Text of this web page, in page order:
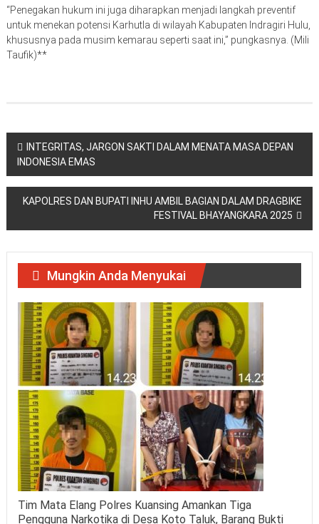
“Penegakan hukum ini juga diharapkan menjadi langkah preventif
untuk menekan potensi Karhutla di wilayah Kabupaten Indragiri Hulu,
khususnya pada musim kemarau seperti saat ini,” pungkasnya. (Mili
Taufik)**
Navigasi
pos
INTEGRITAS, JARGON SAKTI DALAM MENATA MASA DEPAN
INDONESIA EMAS
KAPOLRES DAN BUPATI INHU AMBIL BAGIAN DALAM DRAGBIKE
FESTIVAL BHAYANGKARA 2025
Mungkin Anda Menyukai
Tim Mata Elang Polres Kuansing Amankan Tiga
Pengguna Narkotika di Desa Koto Taluk, Barang Bukti